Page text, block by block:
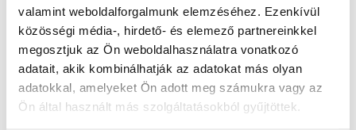
valamint weboldalforgalmunk elemzéséhez. Ezenkívül
közösségi média-, hirdető- és elemező partnereinkkel
megosztjuk az Ön weboldalhasználatra vonatkozó
adatait, akik kombinálhatják az adatokat más olyan
adatokkal, amelyeket Ön adott meg számukra vagy az
Ön által használt más szolgáltatásokból gyűjtöttek.
videók